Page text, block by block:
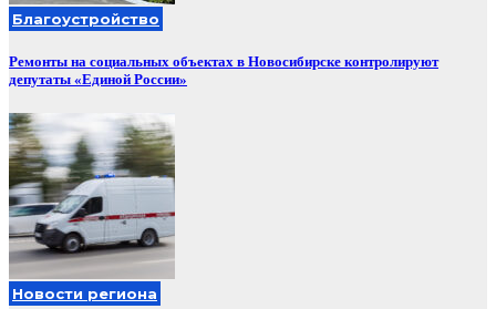
Благоустройство
Ремонты на социальных объектах в Новосибирске контролируют
депутаты «Единой России»
Новости региона